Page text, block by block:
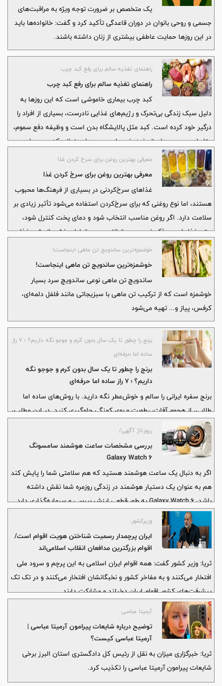
یک متخصص بر ضرورت توجه ویژه به مراقبت‌های
جسمی و روحی بانوان در دوران قاعدگی تأکید کرد و گفت: خانواده‌ها باید
در این روزها حمایت عاطفی بیشتری از زنان داشته باشند.
راهنمای تغذیه سالم برای رفع کبد چرب
راهنمای تغذیه سالم برای رفع کبد چرب
کبد چرب بیماری خاموشی است که این روزها به
دلیل سبک زندگی بی‌تحرک و رژیم‌های غذایی نادرست، بسیاری از افراد را
درگیر خود کرده است. کبد مثل پالایشگاه بدن است و وظیفه دفع سموم،
متابولیسم چربی‌ها و تصفیه خون را بر عهده دارد. زمانی که چربی‌ها در
بافت این عضو حیاتی رسوب کنند، عملکرد آن مختل می‌شود
معرفی بهترین روغن برای سرخ کردن غذا
معرفی بهترین روغن برای سرخ کردن غذا
غذاهای سرخ‌کردنی در بسیاری از فرهنگ‌ها محبوب
هستند، اما نوع روغنی که برای سرخ‌کردن استفاده می‌شود تأثیر زیادی بر
سلامت دارد. اگر روغن مناسب انتخاب شود و دمای پخت کنترل شود،
حتی غذاهای سرخ‌کردنی هم می‌توانند در حد تعادل بخشی از رژیم غذایی
باشند.
خوشمزه‌ترین ساندویج تن ماهی اینجاست!
خوشمزه‌ترین ساندویج تن ماهی اینجاست!
ساندویچ تن ماهی نوعی ساندویچ سرد بسیار
خوشمزه است که از ترکیب تن ماهی با سبزیجاتی مانند فلفل دلمه‌ای،
کرفس، پیاز و... تهیه می‌شود
برنج را چطور تا یک سال بدون کرم و جوجو نگه داریم؟ ؛ ۷ راز
ساده اما حرفه‌ای
برنج را چطور تا یک سال بدون کرم و جوجو نگه
داریم؟ ؛ ۷ راز ساده اما حرفه‌ای
برنج سفره ایرانی را سالم و خوش‌عطر نگه دارید. با روش‌های ساده اما
طلایی، از هجوم آفات، رطوبت و بوی کهنگی جلوگیری کنید. در این مطلب،
به شما می‌گوییم چطور برنج را ماه‌ها تازه و بدون کرم یا جوجو نگهداری
کنید.
رپورتاژ آگهی/
بررسی مشخصات ساعت هوشمند سامسونگ
Galaxy Watch 6
اگر به دنبال یک ساعت هوشمند هستید که هم سلامتی شما را پایش کند
هم به عنوان یک دستیار هوشمند در زندگی روزمره شما نقش داشته
باشد، Galaxy Watch 6 به طور قطعی ارزش بررسی و سرمایه‌گذاری دارد.
وزیرکشور:
ایران پرچمدار رسمیت شناختن هویت اقوام است/
اقوام بزرگترین مدافعان انقلاب اسلامی‌اند
ثریا: وزیر کشور گفت: همه اقوام ایران اسلامی به این پرچم و سرود ملی
افتخار می‌کنند و به مفاخر کشور و نخبگانشان افتخار می‌کنند و در تک تک
پیشرفت‌های کشور اقوام ایران دخیلند و مشارکت دارند.
آرمیتا عباسی
توضیح درباره شایعات پیرامون آرمیتا عباسی |
آرمیتا عباسی کیست؟
ثریا: خبرگزاری میزان به نقل از رئیس کل دادگستری استان البرز برخی
شایعات پیرامون آرمیتا عباسی را تکذیب کرد.